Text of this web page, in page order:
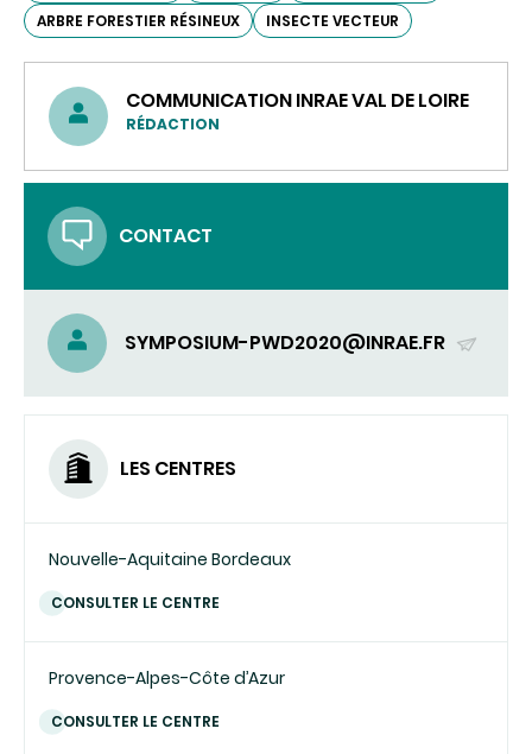
ARBRE FORESTIER RÉSINEUX
INSECTE VECTEUR
COMMUNICATION INRAE VAL DE LOIRE
RÉDACTION
CONTACT
SYMPOSIUM-PWD2020@INRAE.FR
UN
COURRIEL)
LES CENTRES
Nouvelle-Aquitaine Bordeaux
CONSULTER LE CENTRE
Provence-Alpes-Côte d’Azur
CONSULTER LE CENTRE